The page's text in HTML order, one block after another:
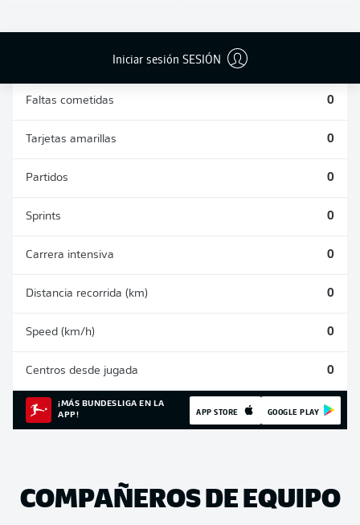
Iniciar sesión SESIÓN
Faltas cometidas 0
Tarjetas amarillas 0
Partidos 0
Sprints 0
Carrera intensiva 0
Distancia recorrida (km) 0
Speed (km/h) 0
Centros desde jugada 0
¡MÁS BUNDESLIGA EN LA
APP!
APP STORE GOOGLE PLAY
COMPAÑEROS DE EQUIPO